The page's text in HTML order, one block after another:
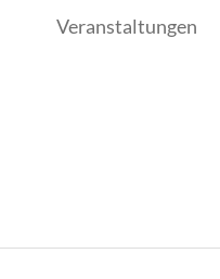
Veranstaltungen